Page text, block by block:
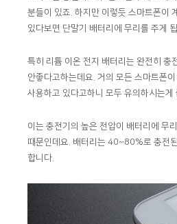
분들이 있죠. 하지만 이렇듯 스마트폰이
있다보면 단말기 배터리에 무리를 주게
특히 리튬 이온 전지 배터리는 완전히 충
안좋다고하는데요. 거의 모든 스마트폰
사용하고 있다고하니 모두 유의하시는게
이는 충전기의 높은 전압이 배터리에 무리
때문인데요. 배터리는 40~80%로 충전
합니다.